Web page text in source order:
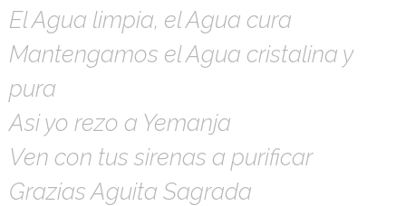
El Agua limpia, el Agua cura
Mantengamos el Agua cristalina y
pura
Asi yo rezo a Yemanja
Ven con tus sirenas a purificar
Grazias Aguita Sagrada